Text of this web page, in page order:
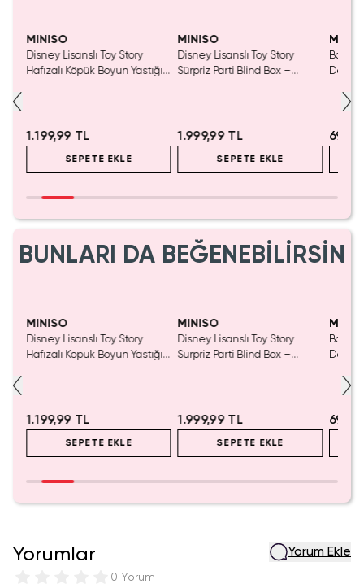
MINISO
Disney Lisanslı Toy Story
Hafızalı Köpük Boyun Yastığı
1.199,99 TL
SEPETE EKLE
MINISO
Disney Lisanslı Toy Story
Sürpriz Parti Blind Box –
1.999,99 TL
SEPETE EKLE
Barbie
BUNLARI DA BEĞENEBİLİRSİN
MINISO
Disney Lisanslı Toy Story
Hafızalı Köpük Boyun Yastığı
1.199,99 TL
SEPETE EKLE
MINISO
Disney Lisanslı Toy Story
Sürpriz Parti Blind Box –
1.999,99 TL
SEPETE EKLE
Barbie
Yorumlar
0 Yorum
Yorum Ekle